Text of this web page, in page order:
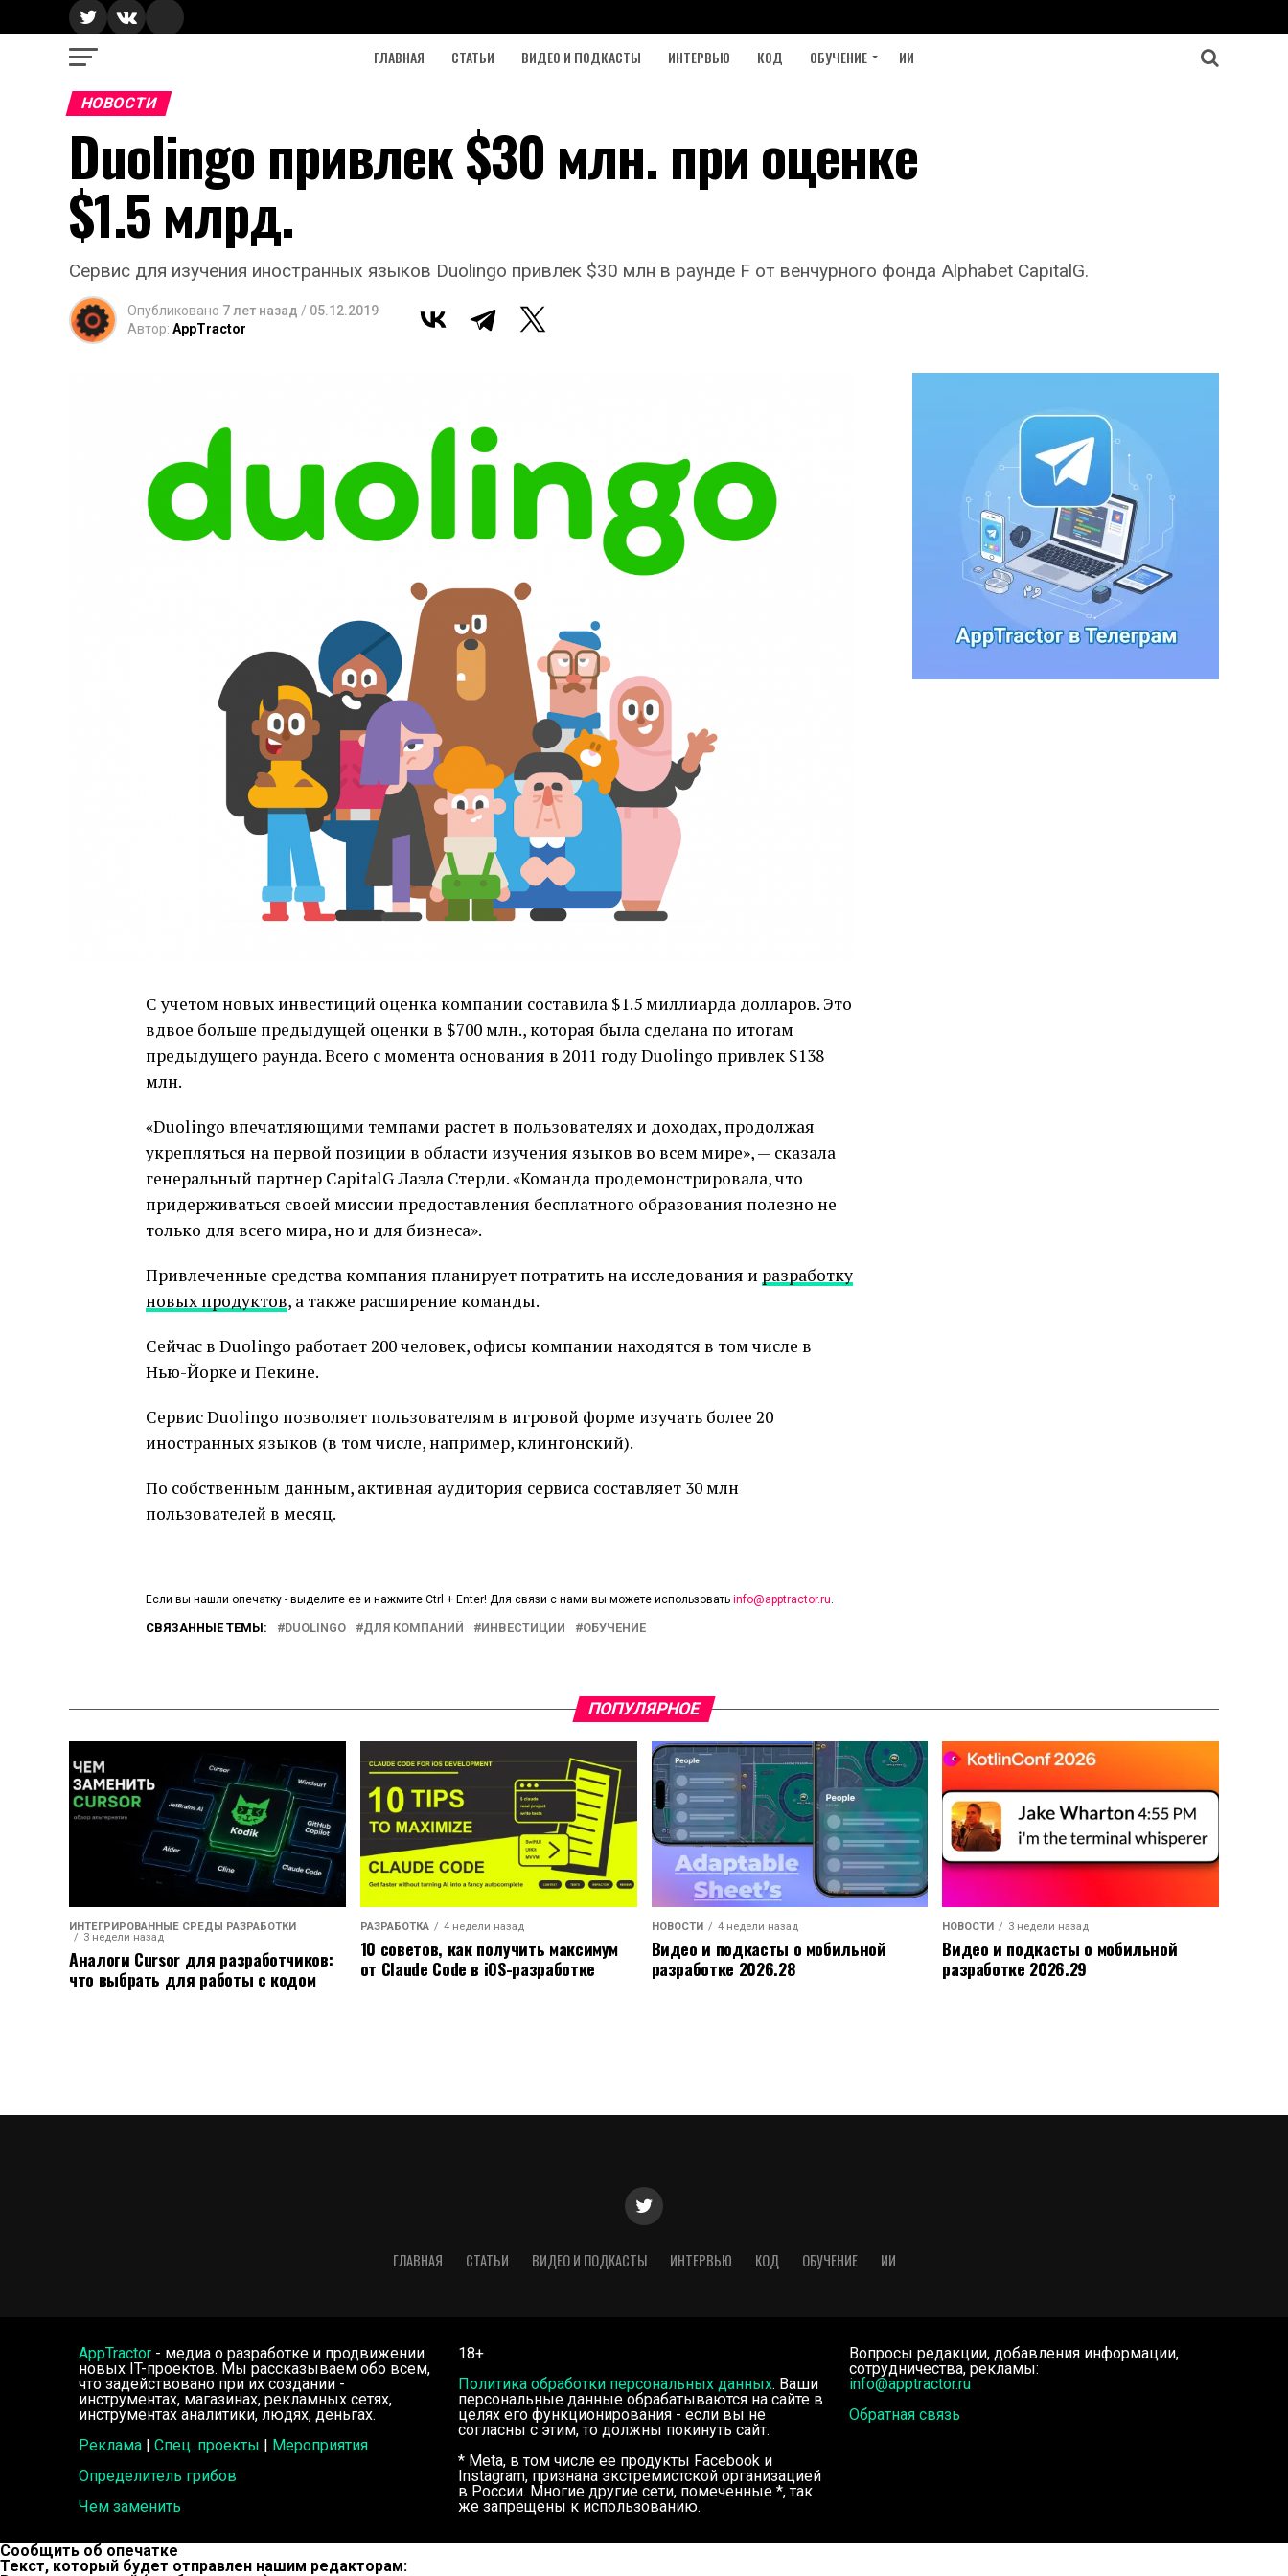
ГЛАВНАЯ СТАТЬИ ВИДЕО И ПОДКАСТЫ ИНТЕРВЬЮ КОД ОБУЧЕНИЕ ИИ
НОВОСТИ
Duolingo привлек $30 млн. при оценке
$1.5 млрд.
Сервис для изучения иностранных языков Duolingo привлек $30 млн в раунде F от венчурного фонда Alphabet CapitalG.
Опубликовано 7 лет назад / 05.12.2019
Автор: AppTractor
С учетом новых инвестиций оценка компании составила $1.5 миллиарда долларов. Это
вдвое больше предыдущей оценки в $700 млн., которая была сделана по итогам
предыдущего раунда. Всего с момента основания в 2011 году Duolingo привлек $138
млн.
«Duolingo впечатляющими темпами растет в пользователях и доходах, продолжая
укрепляться на первой позиции в области изучения языков во всем мире», — сказала
генеральный партнер CapitalG Лаэла Стерди. «Команда продемонстрировала, что
придерживаться своей миссии предоставления бесплатного образования полезно не
только для всего мира, но и для бизнеса».
Привлеченные средства компания планирует потратить на исследования и разработку
новых продуктов, а также расширение команды.
Сейчас в Duolingo работает 200 человек, офисы компании находятся в том числе в
Нью-Йорке и Пекине.
Сервис Duolingo позволяет пользователям в игровой форме изучать более 20
иностранных языков (в том числе, например, клингонский).
По собственным данным, активная аудитория сервиса составляет 30 млн
пользователей в месяц.
Если вы нашли опечатку - выделите ее и нажмите Ctrl + Enter! Для связи с нами вы можете использовать info@apptractor.ru.
СВЯЗАННЫЕ ТЕМЫ: DUOLINGO ДЛЯ КОМПАНИЙ ИНВЕСТИЦИИ ОБУЧЕНИЕ
ПОПУЛЯРНОЕ
ИНТЕГРИРОВАННЫЕ СРЕДЫ РАЗРАБОТКИ
3 недели назад
Аналоги Cursor для разработчиков:
что выбрать для работы с кодом
РАЗРАБОТКА 4 недели назад
10 советов, как получить максимум
от Claude Code в iOS-разработке
НОВОСТИ 4 недели назад
Видео и подкасты о мобильной
разработке 2026.28
НОВОСТИ 3 недели назад
Видео и подкасты о мобильной
разработке 2026.29
ГЛАВНАЯ СТАТЬИ ВИДЕО И ПОДКАСТЫ ИНТЕРВЬЮ КОД ОБУЧЕНИЕ ИИ
AppTractor - медиа о разработке и продвижении
новых IT-проектов. Мы рассказываем обо всем,
что задействовано при их создании -
инструментах, магазинах, рекламных сетях,
инструментах аналитики, людях, деньгах.
Реклама | Спец. проекты | Мероприятия
Определитель грибов
Чем заменить
18+
Политика обработки персональных данных. Ваши
персональные данные обрабатываются на сайте в
целях его функционирования - если вы не
согласны с этим, то должны покинуть сайт.
* Meta, в том числе ее продукты Facebook и
Instagram, признана экстремистской организацией
в России. Многие другие сети, помеченные *, так
же запрещены к использованию.
Вопросы редакции, добавления информации,
сотрудничества, рекламы:
info@apptractor.ru
Обратная связь
Сообщить об опечатке
Текст, который будет отправлен нашим редакторам: